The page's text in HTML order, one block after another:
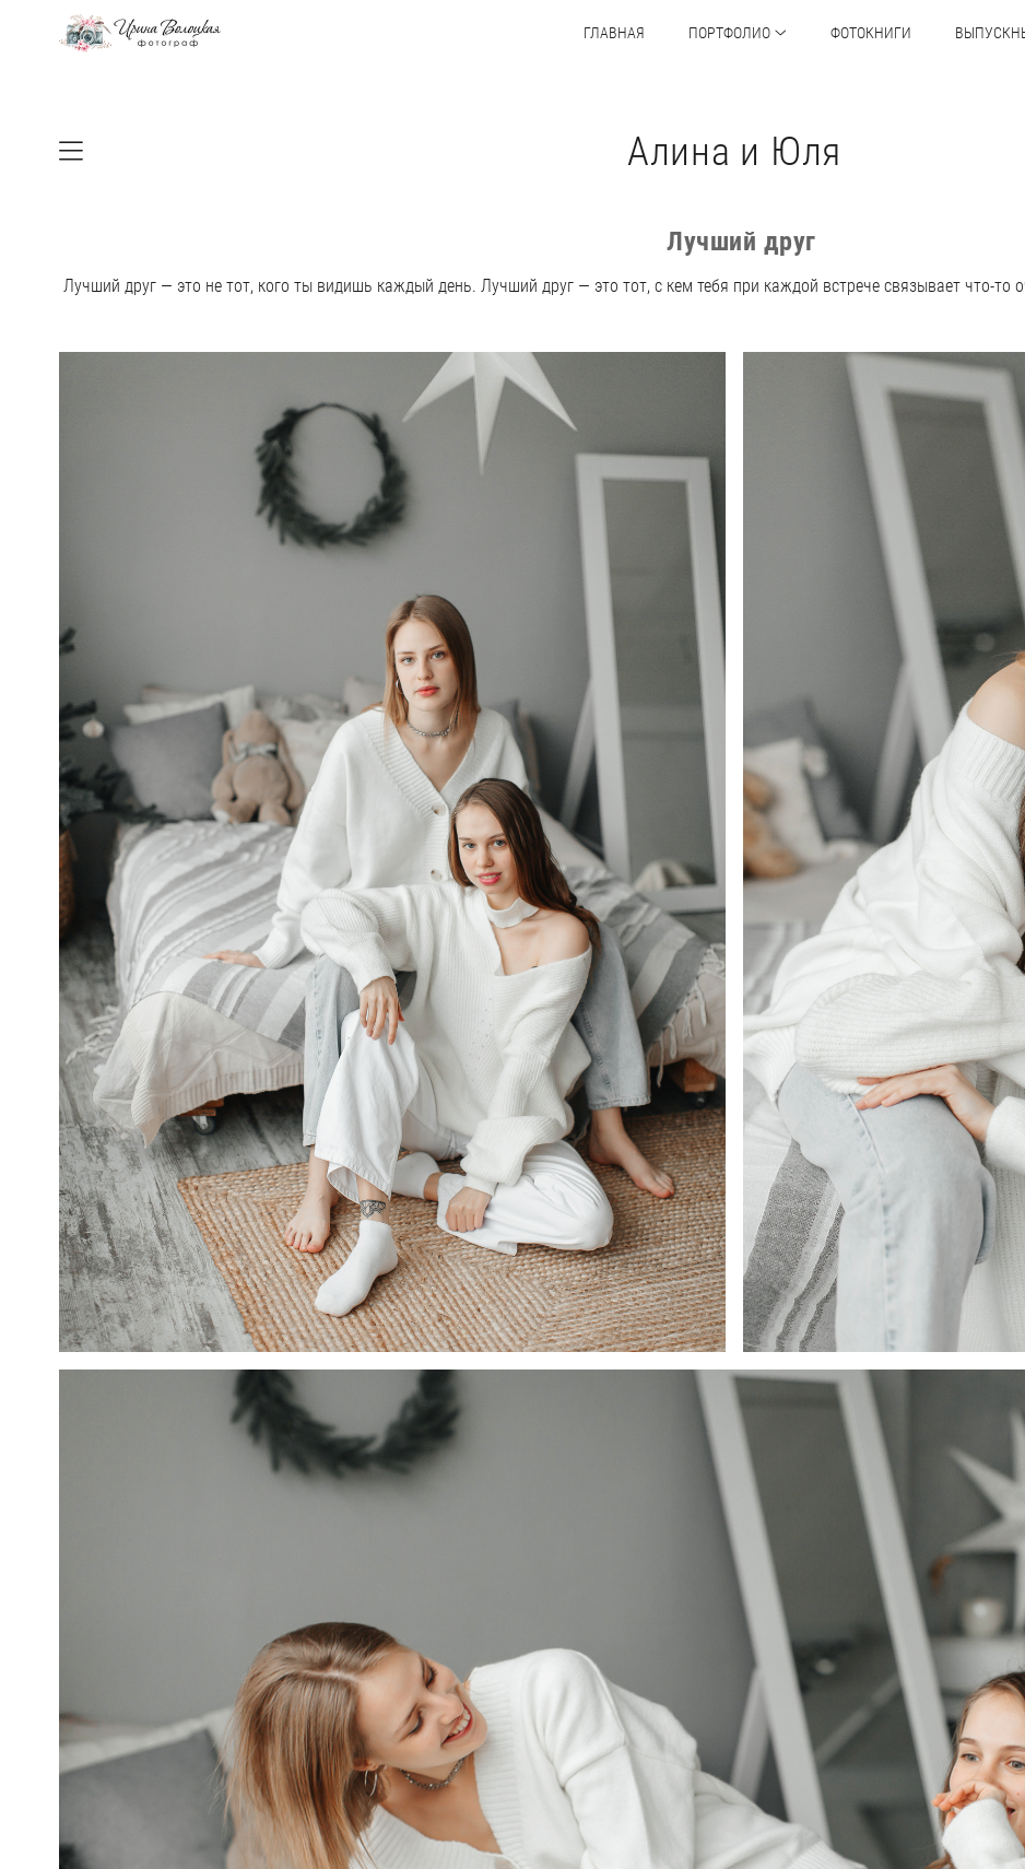
ГЛАВНАЯ ПОРТФОЛИО ФОТОКНИГИ
Алина и Юля
Лучший друг
Лучший друг — это не тот, кого ты видишь каждый день. Лучший друг — это тот, с кем тебя при каждой встрече связывает что-то